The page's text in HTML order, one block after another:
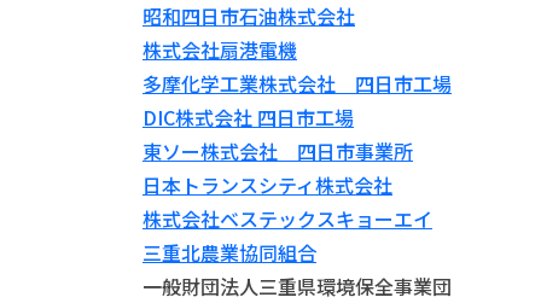
昭和四日市石油株式会社
株式会社扇港電機
多摩化学工業株式会社 四日市工場
DIC株式会社 四日市工場
東ソー株式会社 四日市事業所
日本トランスシティ株式会社
株式会社ベステックスキョーエイ
三重北農業協同組合
一般財団法人三重県環境保全事業団